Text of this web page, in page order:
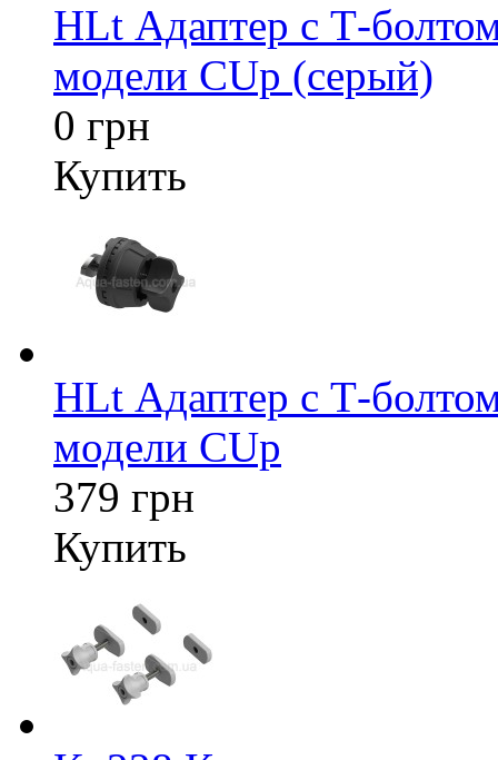
HLt Адаптер c Т-
модели CUp (серый)
0 грн
Купить
HLt Адаптер c Т-
модели CUp
379 грн
Купить